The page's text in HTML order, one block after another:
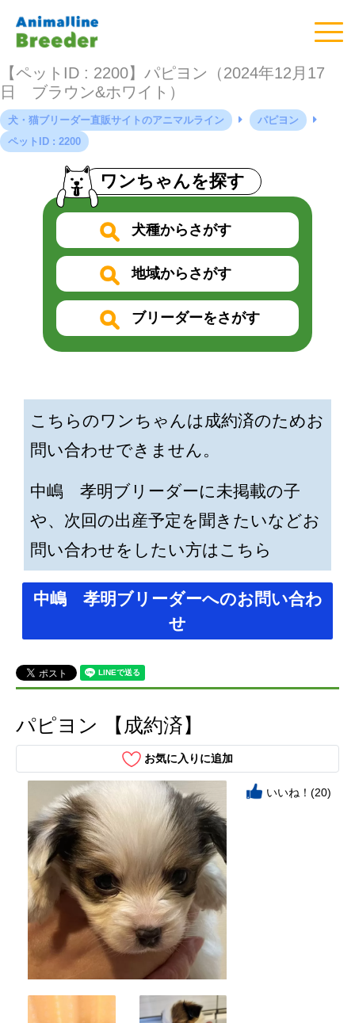
【ペットID : 2200】パピヨン（2024年12月17
日 ブラウン&ホワイト）
犬・猫ブリーダー直販サイトのアニマルライン
パピヨン
ペットID : 2200
ワンちゃんを探す
犬種からさがす
地域からさがす
ブリーダーをさがす
こちらのワンちゃんは成約済のためお
問い合わせできません。
中嶋 孝明ブリーダーに未掲載の子
や、次回の出産予定を聞きたいなどお
問い合わせをしたい方はこちら
中嶋 孝明ブリーダーへのお問い合わ
せ
パピヨン 【成約済】
お気に入りに追加
いいね！(20)